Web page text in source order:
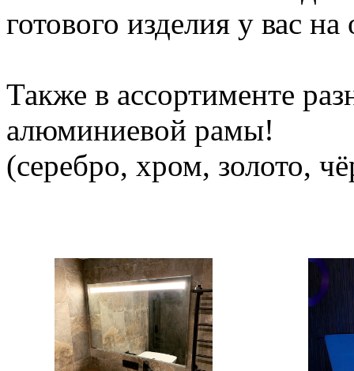
готового изделия у вас на
Также в ассортименте
алюминиевой рамы!
(серебро, хром, золото,